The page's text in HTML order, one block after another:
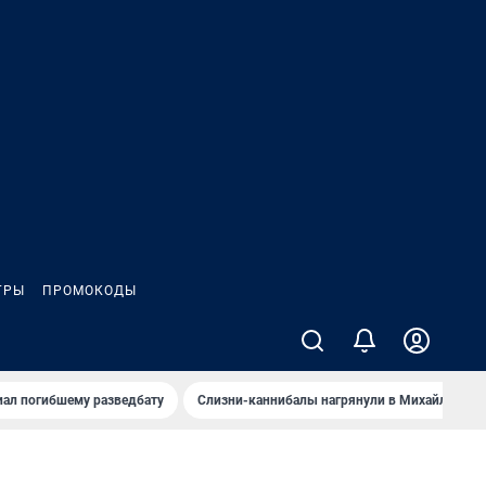
ПРОМОКОДЫ
погибшему разведбату Слизни-каннибалы нагрянули в Михайлов